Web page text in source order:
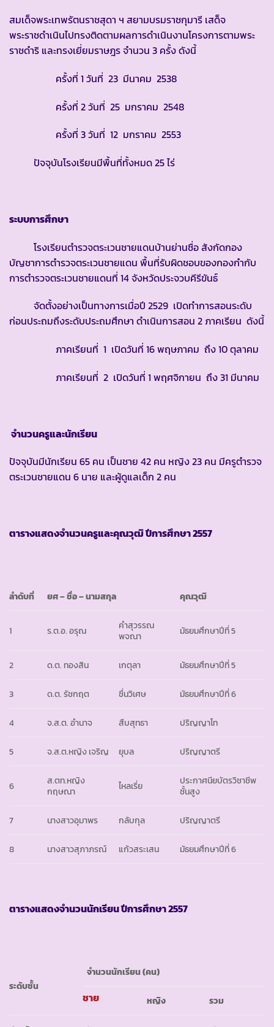
สมเด็จพระเทพรัตนราชสุดา ฯ สยามบรมราชกุมารี เสด็จ
พระราชดำเนินไปทรงติดตามผลการดำเนินงานโครงการตามพระ
ราชดำริ และทรงเยี่ยมราษฎร จำนวน 3 ครั้ง ดังนี้
ครั้งที่ 1 วันที่ 23 มีนาคม 2538
ครั้งที่ 2 วันที่ 25 มกราคม 2548
ครั้งที่ 3 วันที่ 12 มกราคม 2553
ปัจจุบันโรงเรียนมีพื้นที่ทั้งหมด 25 ไร่
ระบบการศึกษา
โรงเรียนตำรวจตระเวนชายแดนบ้านย่านซื่อ สังกัดกอง
บัญชาการตำรวจตระเวนชายแดน พื้นที่รับผิดชอบของกองกำกับ
การตำรวจตระเวนชายแดนที่ 14 จังหวัดประจวบคีรีขันธ์
จัดตั้งอย่างเป็นทางการเมื่อปี 2529 เปิดทำการสอนระดับ
ก่อนประถมถึงระดับประถมศึกษา ดำเนินการสอน 2 ภาคเรียน ดังนี้
ภาคเรียนที่ 1 เปิดวันที่ 16 พฤษภาคม ถึง 10 ตุลาคม
ภาคเรียนที่ 2 เปิดวันที่ 1 พฤศจิกายน ถึง 31 มีนาคม
จำนวนครูและนักเรียน
ปัจจุบันมีนักเรียน 65 คน เป็นชาย 42 คน หญิง 23 คน มีครูตำรวจ
ตระเวนชายแดน 6 นาย และผู้ดูแลเด็ก 2 คน
ตารางแสดงจำนวนครูและคุณวุฒิ ปีการศึกษา2557
ลำดับที่ ยศ– ชื่อ – นามสกุล คุณวุฒิ
1 ร.ต.อ. อรุณ
คำสุวรรณ
พจณา
มัธยมศึกษาปีที่ 5
2 ด.ต. ทองสิน เกตุลา มัธยมศึกษาปีที่ 5
3 ด.ต. รัชกฤต ชื่นวิเศษ มัธยมศึกษาปีที่ 6
4 จ.ส.ต. อำนาจ สืบสุทธา ปริญญาโท
5 จ.ส.ต.หญิง เจริญ ยุบล ปริญญาตรี
6
ส.ตท.หญิง
กฤษณา
ไหลเรี่ย
ประกาศนียบัตรวิชาชีพ
ชั้นสูง
7 นางสาวอุมาพร กลับกุล ปริญญาตรี
8 นางสาวสุภาภรณ์ แก้วสระเสน มัธยมศึกษาปีที่ 6
ตารางแสดงจำนวนนักเรียน ปีการศึกษา2557
ระดับชั้น
จำนวนนักเรียน(คน)
ชาย หญิง รวม